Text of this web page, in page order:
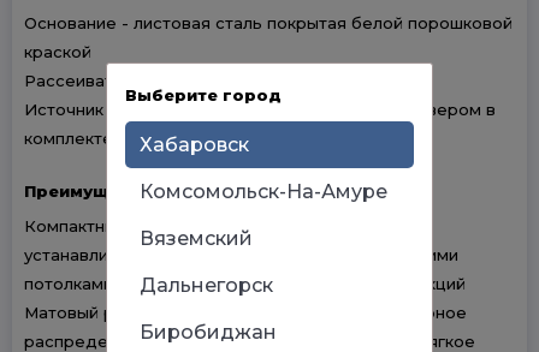
Основание - листовая сталь покрытая белой порошковой
краской
Рассеиватель - глянцевый ПВХ
Источник света - светодиодный модуль с драйвером в
комплекте.
Преимущества
Компактный размер и легкий вес позволяют
устанавливать светильник в помещениях с низкими
потолками из гипсокартона и реейчных конструкций
Матовый рассеиватель обеспечивает равномерное
распределение света и создает комфортное мягкое
Выберите город
Хабаровск
Комсомольск-На-Амуре
Вяземский
Дальнегорск
Биробиджан